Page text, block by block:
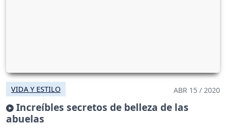
VIDA Y ESTILO ABR 15 / 2020
Increíbles secretos de belleza de las
abuelas